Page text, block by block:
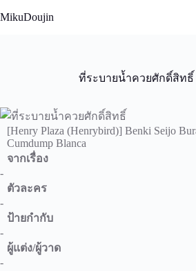
to
MikuDoujin
ที่ระบายน้ำควยศักดิ์สิทธิ์
[Henry Plaza (Henrybird)] Benki Seijo
Cumdump Blanca
จากเรื่อง
-
ตัวละคร
-
ป้ายกำกับ
-
ผู้แต่ง/ผู้วาด
-